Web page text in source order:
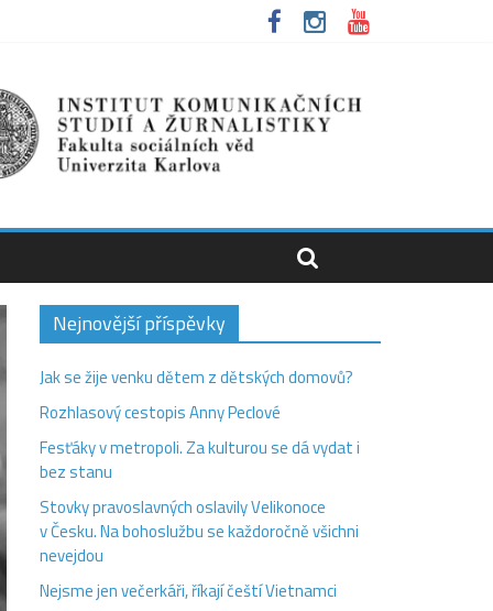
Nejnovější příspěvky
Jak se žije venku dětem z dětských domovů?
Rozhlasový cestopis Anny Peclové
Fesťáky v metropoli. Za kulturou se dá vydat i
bez stanu
Stovky pravoslavných oslavily Velikonoce
v Česku. Na bohoslužbu se každoročně všichni
nevejdou
Nejsme jen večerkáři, říkají čeští Vietnamci